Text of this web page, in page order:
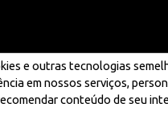
e outras tecnologias
em nossos serviços,
conteúdo de seu